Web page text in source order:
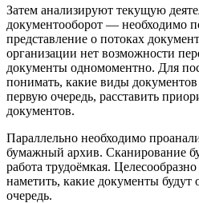
Затем анализируют текущую
документооборот — необходимо
представление о потоках
организации нет возможности
документы одномоментно. Для
понимать, какие виды документов
первую очередь, расставить
документов.
Параллельно необходимо
бумажный архив. Сканирование
работа трудоёмкая.
наметить, какие документы
очередь.